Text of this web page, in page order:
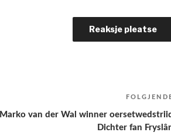
Marko van der Wal winner
Dichter fan